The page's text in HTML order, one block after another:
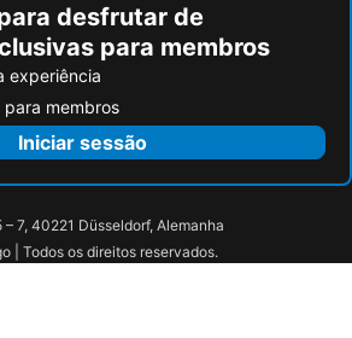
desfrutar de
para membros
experiência
membros
Iniciar sessão
– 7, 40221 Düsseldorf, Alemanha
| Todos os direitos reservados.